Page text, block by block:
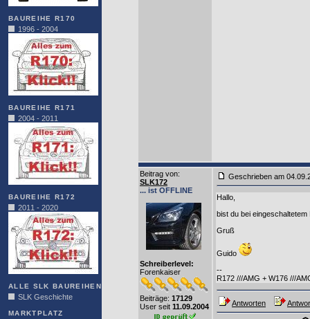
BAUREIHE R170
1996 - 2004
BAUREIHE R171
2004 - 2011
BAUREIHE R172
2011 - 2020
ALLE SLK BAUREIHEN
SLK Geschichte
MARKTPLATZ
Beitrag von:
SLK172
... ist OFFLINE
Schreiberlevel:
Forenkaiser
Beiträge: 17129
User seit 11.09.2004
Geschrieben am
Hallo,
bist du bei
Gruß
Guido
--
R172 ///AMG + W176 ///
Antworten